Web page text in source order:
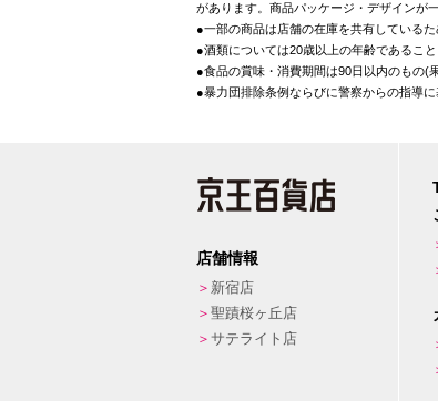
があります。商品パッケージ・デザインが
●一部の商品は店舗の在庫を共有している
●酒類については20歳以上の年齢であるこ
●食品の賞味・消費期間は90日以内のもの(
●暴力団排除条例ならびに警察からの指導
店舗情報
新宿店
聖蹟桜ヶ丘店
サテライト店